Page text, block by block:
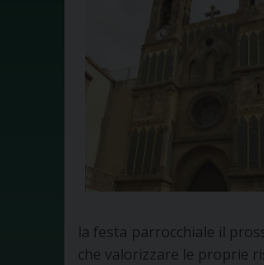
la festa parrocchiale il
che valorizzare le proprie